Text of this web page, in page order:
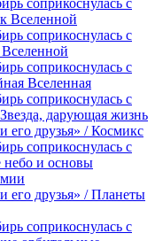
соприкоснулась с
Вселенной
соприкоснулась с
соприкоснулась с
Вселенная
соприкоснулась с
дарующая жизнь
его друзья» / Космикс
соприкоснулась с
небо и основы
его друзья» / Планеты
соприкоснулась с